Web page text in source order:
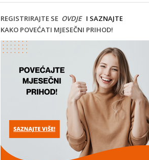
REGISTRIRAJTE SE OVDJEI SAZNAJTE
KAKO POVEĆATI MJESEČNI PRIHOD!